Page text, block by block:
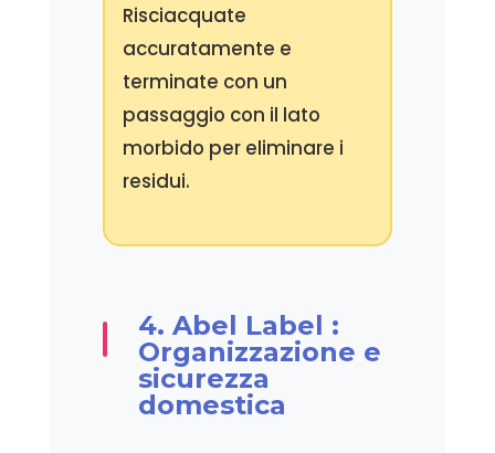
Risciacquate
accuratamente e
terminate con un
passaggio con il lato
morbido per eliminare i
residui.
4. Abel Label :
Organizzazione e
sicurezza
domestica